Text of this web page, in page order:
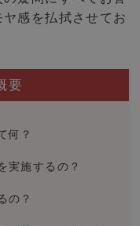
感を払拭させてお
要
何？
実施するの？
の？